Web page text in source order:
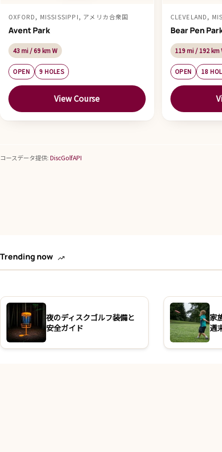
OXFORD, MISSISSIPPI, アメリカ合衆国
Avent Park
43 mi / 69 km W
OPEN 9 HOLES
View Course
CLEVELAND,
Bear Pen
119 mi / 192 km
OPEN 18
コースデータ提供: DiscGolfAPI
Trending now
夜のディスクゴルフ装備と
安全ガイド
家
週